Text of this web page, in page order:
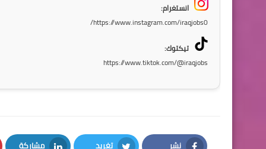
انستغرام:
https://www.instagram.com/iraqjobs0/
تيكتوك:
https://www.tiktok.com/@iraqjobs
نشر تغريد مشاركة